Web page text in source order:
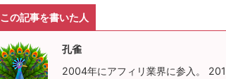
この記事を書いた人
孔雀
2004年にアフィリ業界に参入。